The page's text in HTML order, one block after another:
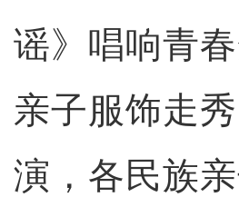
谣》唱响青
亲子服饰走
演，各民族